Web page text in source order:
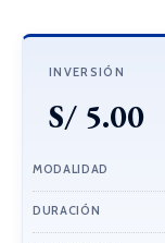
INVERSIÓN
S/ 5.00
MODALIDAD
DURACIÓN